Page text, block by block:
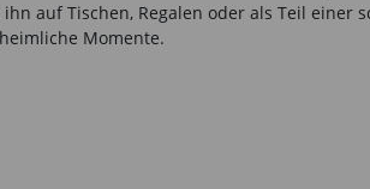
auf Tischen, Regalen oder als Teil
Momente.